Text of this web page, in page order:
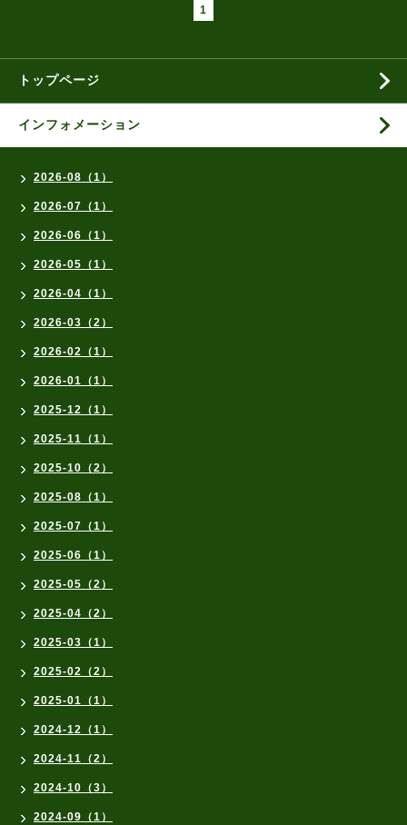
1
トップページ
インフォメーション
2026-08（1）
2026-07（1）
2026-06（1）
2026-05（1）
2026-04（1）
2026-03（2）
2026-02（1）
2026-01（1）
2025-12（1）
2025-11（1）
2025-10（2）
2025-08（1）
2025-07（1）
2025-06（1）
2025-05（2）
2025-04（2）
2025-03（1）
2025-02（2）
2025-01（1）
2024-12（1）
2024-11（2）
2024-10（3）
2024-09（1）